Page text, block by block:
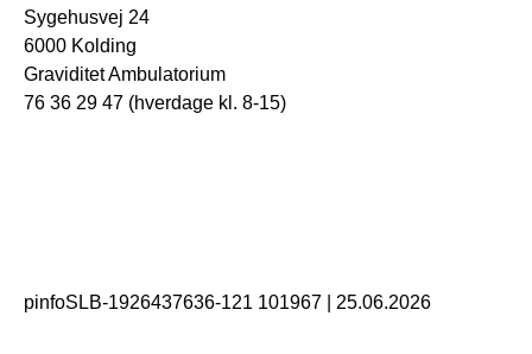
Sygehusvej 24
6000 Kolding
Graviditet Ambulatorium
76 36 29 47 (hverdage kl. 8-15)
pinfoSLB-1926437636-121 101967 25.06.2026